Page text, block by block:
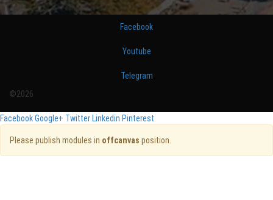
Facebook
Youtube
Telegram
©2026
FacebookGoogle+ Twitter Linkedin Pinterest
Please publish modules in offcanvas position.